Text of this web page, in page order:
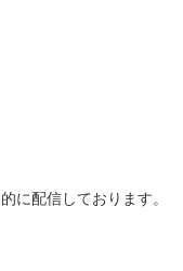
に配信しております。